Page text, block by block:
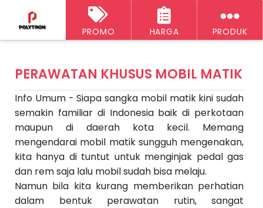
PROMO HARGA PRODUK
PERAWATAN KHUSUS MOBIL MATIK
Info Umum - Siapa sangka mobil matik kini sudah
semakin familiar di Indonesia baik di perkotaan
maupun di daerah kota kecil. Memang
mengendarai mobil matik sungguh mengenakan,
kita hanya di tuntut untuk menginjak pedal gas
dan rem saja lalu mobil sudah bisa melaju.
Namun bila kita kurang memberikan perhatian
dalam bentuk perawatan rutin, sangat